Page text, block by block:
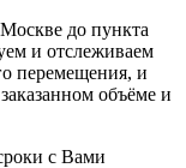
до пункта
и отслеживаем
перемещения, и
объёме и
с Вами